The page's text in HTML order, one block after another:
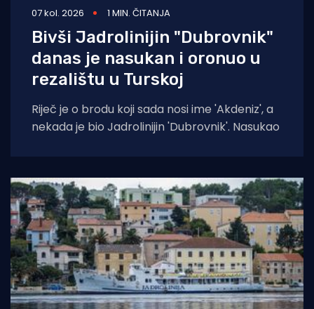
07 kol. 2026 1 MIN. ČITANJA
Bivši Jadrolinijin "Dubrovnik"
danas je nasukan i oronuo u
rezalištu u Turskoj
Riječ je o brodu koji sada nosi ime 'Akdeniz', a
nekada je bio Jadrolinijin 'Dubrovnik'. Nasukao